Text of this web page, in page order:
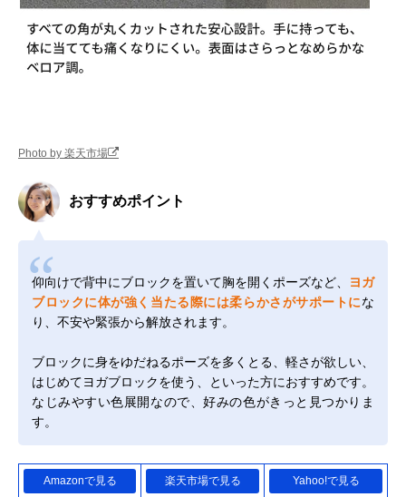
Photo by 楽天市場
おすすめポイント
仰向けで背中にブロックを置いて胸を開くポーズなど、
ヨガ
ブロックに体が強く当たる際には柔らかさがサポートにな
り、不安や緊張から解放されます。
ブロックに身をゆだねるポーズを多くとる、軽さが欲しい、
はじめてヨガブロックを使う、といった方におすすめです。
なじみやすい色展開なので、好みの色がきっと見つかりま
す。
Amazonで見る 楽天市場で見る Yahoo!で見る